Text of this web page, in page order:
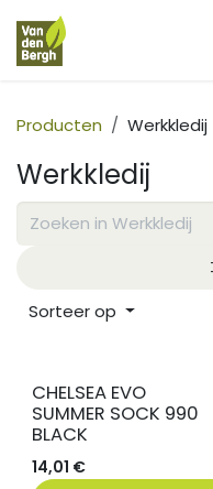
Overslaan naar inhoud
Producten Werkkledij
Werkkledij
Sorteer op
CHELSEA EVO
SUMMER SOCK 990
BLACK
14,01 €